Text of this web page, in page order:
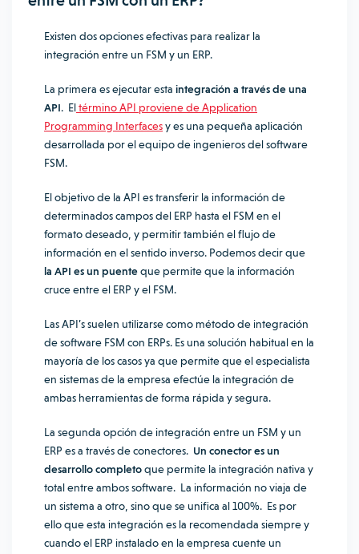
Existen dos opciones efectivas para realizar la
integración entre un FSM y un ERP.
La primera es ejecutar esta integración a través de una
API. Eltérmino API proviene de Application
Programming Interfacesy es una pequeña aplicación
desarrollada por el equipo de ingenieros del software
FSM.
El objetivo de la API es transferir la información de
determinados campos del ERP hasta el FSM en el
formato deseado, y permitir también el flujo de
información en el sentido inverso. Podemos decir que
la API es un puenteque permite que la información
cruce entre el ERP y el FSM.
Las API’s suelen utilizarse como método de integración
de software FSM con ERPs. Es una solución habitual en la
mayoría de los casos ya que permite que el especialista
en sistemas de la empresa efectúe la integración de
ambas herramientas de forma rápida y segura.
La segunda opción de integración entre un FSM y un
ERP es a través de conectores. Un conector es un
desarrollo completoque permite la integración nativa y
total entre ambos software. La información no viaja de
un sistema a otro, sino que se unifica al 100%. Es por
ello que esta integración es la recomendada siempre y
cuando el ERP instalado en la empresa cuente un